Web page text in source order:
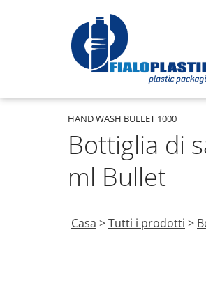
HAND WASH BULLET 1000
Bottiglia di
ml Bullet
Casa >Tutti i prodotti >